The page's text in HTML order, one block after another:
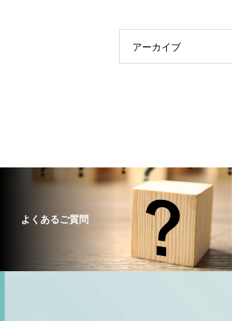
アーカイブ
よくあるご質問